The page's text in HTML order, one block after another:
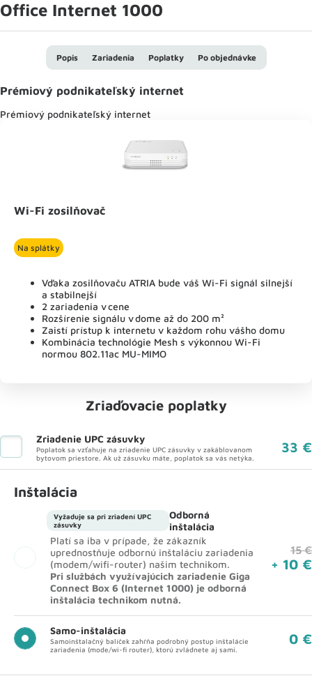
Office Internet 1000
Popis Zariadenia Poplatky Po objednávke
Prémiový podnikateľský internet
Prémiový podnikateľský internet
Wi-Fi zosilňovač
Na splátky
Vďaka zosilňovaču ATRIA bude váš Wi-Fi signál silnejší
a stabilnejší
2 zariadenia v cene
Rozšírenie signálu v dome až do 200 m²
Zaistí prístup k internetu v každom rohu vášho domu
Kombinácia technológie Mesh s výkonnou Wi-Fi
normou 802.11ac MU-MIMO
Zriaďovacie poplatky
Zriadenie UPC zásuvky
Poplatok sa vzťahuje na zriadenie UPC zásuvky v zakáblovanom
bytovom priestore. Ak už zásuvku máte, poplatok sa vás netýka.
33 €
Inštalácia
Vyžaduje sa pri zriadení UPC
zásuvky
Odborná
inštalácia
Platí sa iba v prípade, že zákazník
uprednostňuje odbornú inštaláciu zariadenia
(modem/wifi-router) našim technikom.
Pri službách využívajúcich zariadenie Giga
Connect Box 6 (Internet 1000) je odborná
inštalácia technikom nutná.
15 €
+ 10 €
Samo-inštalácia
Samoinštalačný balíček zahŕňa podrobný postup inštalácie
zariadenia (mode/wi-fi router), ktorú zvládnete aj sami.
0 €